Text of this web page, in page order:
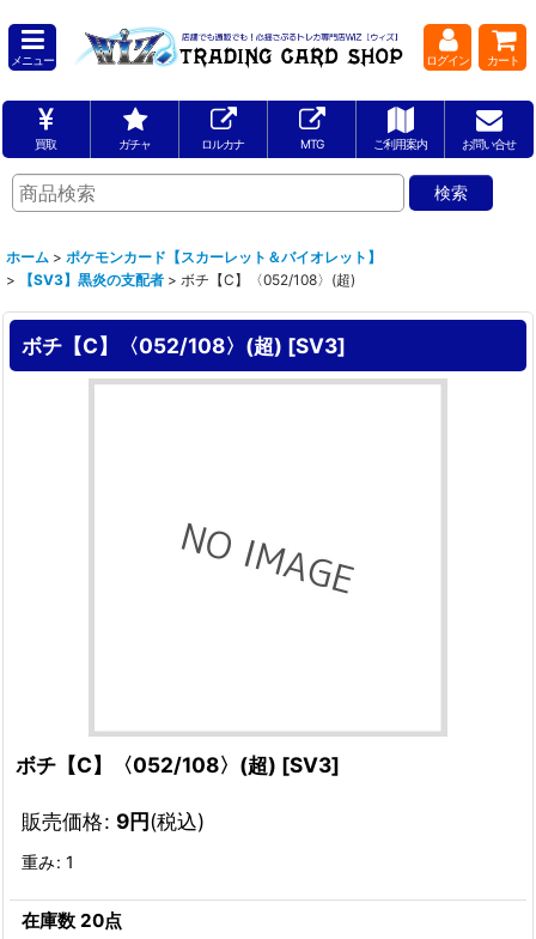
メニュー ログイン カート
買取 ガチャ ロルカナ MTG ご利用案内 お問い合せ
ホーム > ポケモンカード【スカーレット＆バイオレット】
>
【SV3】黒炎の支配者 > ボチ【C】〈052/108〉(超)
ボチ【C】〈052/108〉(超) [SV3]
ボチ【C】〈052/108〉(超) [SV3]
販売価格: 9円(税込)
重み: 1
在庫数 20点